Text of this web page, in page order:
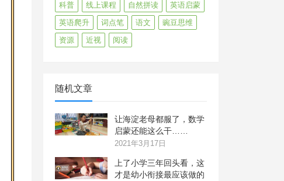
科普
线上课程 自然拼读
英语启蒙
英语爬升
词点笔 语文
豌豆思维
资源
近视 阅读
随机文章
让海淀老母都服了，数学
启蒙还能这么干……
2021年3月17日
上了小学三年回头看，这
才是幼小衔接最应该做的